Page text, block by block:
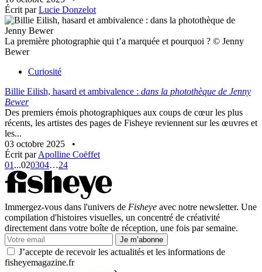
Écrit parLucie Donzelot
La première photographie qui t’a marquée et pourquoi ? © Jenny
Bewer
Curiosité
Billie Eilish, hasard et ambivalence : dans la photothèque de Jenny
Bewer
Des premiers émois photographiques aux coups de cœur les plus
récents, les artistes des pages de Fisheye reviennent sur les œuvres et
les...
03 octobre 2025
•
Écrit parApolline Coëffet
01 ...020304…24
Immergez-vous dans l'univers de Fisheye avec notre newsletter. Une
compilation d'histoires visuelles, un concentré de créativité
directement dans votre boîte de réception, une fois par semaine.
Je m’abonne
J’accepte de recevoir les actualités et les informations de
fisheyemagazine.fr